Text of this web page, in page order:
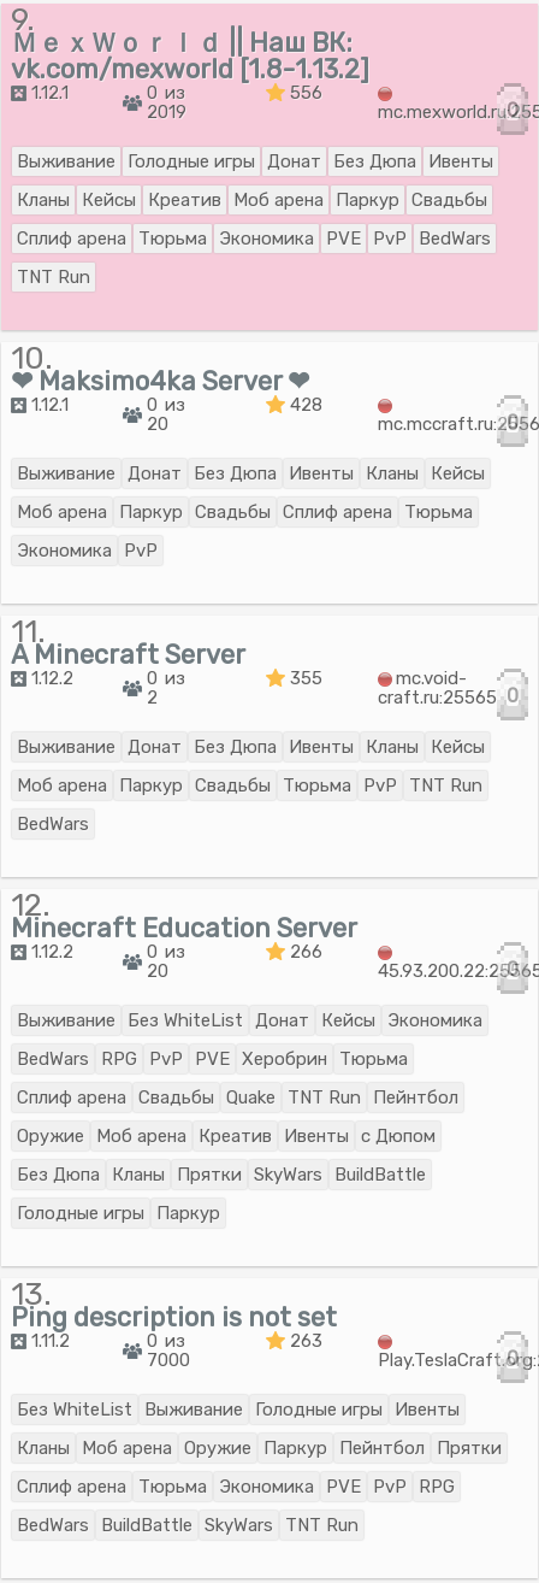
9.
ＭｅｘＷｏｒｌｄ || Наш ВК:
vk.com/mexworld [1.8-1.13.2]
1.12.1
0 из
2019
556
0
Выживание Голодные игры Донат Без Дюпа
Ивенты
Кланы
Кейсы Креатив Моб арена Паркур
Свадьбы
Сплиф арена
Тюрьма Экономика PVE PvP
BedWars
TNT Run
10.
❤ Maksimo4ka Server ❤
1.12.1
0 из
20
428
0
Выживание Донат Без Дюпа Ивенты Кланы
Кейсы
Моб арена
Паркур Свадьбы Сплиф арена
Тюрьма
Экономика
PvP
11.
A Minecraft Server
1.12.2
0 из
2
355
mc.void-
craft.ru:25565 0
Выживание Донат Без Дюпа Ивенты Кланы
Кейсы
Моб арена
Паркур Свадьбы Тюрьма PvP
TNT Run
BedWars
12.
Minecraft Education Server
1.12.2
0 из
20
266
0
Выживание Без WhiteList Донат Кейсы
Экономика
BedWars
RPG PvP PVE Херобрин
Тюрьма
Сплиф арена
Свадьбы Quake TNT Run
Пейнтбол
Оружие
Моб арена Креатив Ивенты
с Дюпом
Без Дюпа
Кланы Прятки SkyWars
BuildBattle
Голодные игры
Паркур
13.
Ping description is not set
1.11.2
0 из
7000
263
0
Без WhiteList Выживание Голодные игры
Ивенты
Кланы
Моб арена Оружие Паркур Пейнтбол
Прятки
Сплиф арена
Тюрьма Экономика PVE PvP
RPG
BedWars
BuildBattle SkyWars TNT Run